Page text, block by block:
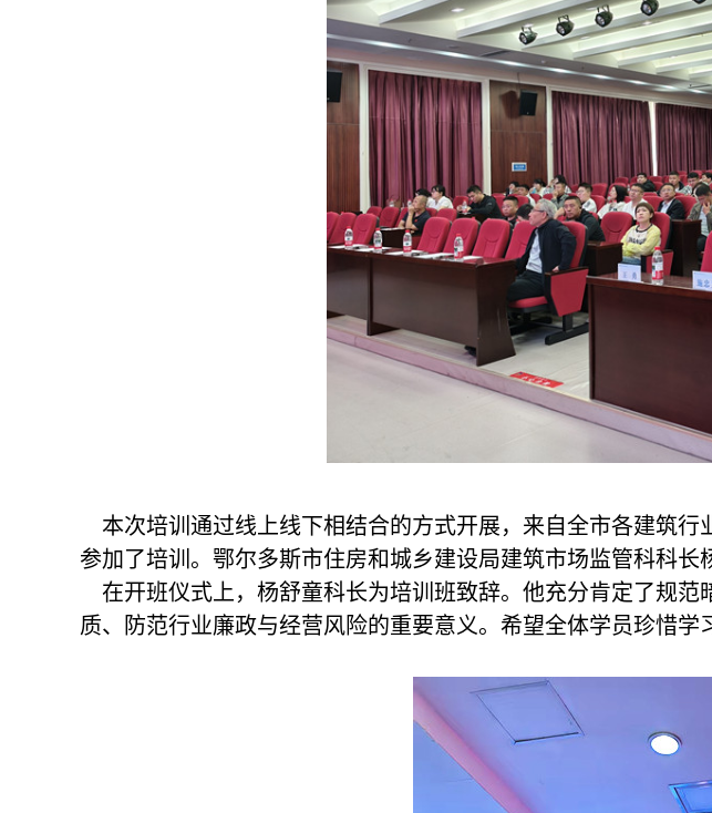
本次培训通过线上线下相结合的方式开展，来自全市各建筑行
参加了培训。鄂尔多斯市住房和城乡建设局建筑市场监管科科
在开班仪式上，杨舒童科长为培训班致辞。他充分肯定了规
质、防范行业廉政与经营风险的重要意义。希望全体学员珍惜学